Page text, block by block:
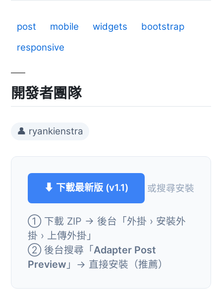
post mobile widgets
bootstrap
responsive
開發者團隊
👤 ryankienstra
⬇ 下載最新版 (v1.1) 或搜尋安裝
① 下載 ZIP → 後台「外掛 › 安裝外
掛 › 上傳外掛」
② 後台搜尋「Adapter Post
Preview 」→ 直接安裝（推薦）